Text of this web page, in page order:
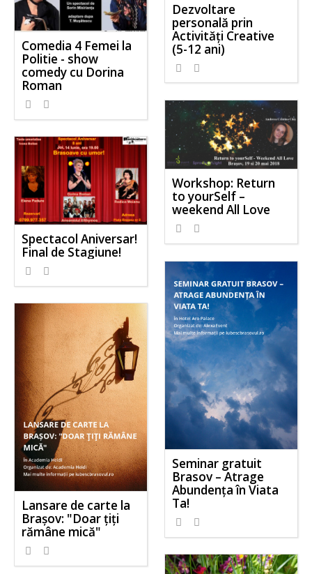
Dezvoltare
personală prin
Activităţi Creative
(5-12 ani)
Comedia 4 Femei la
Politie - show
comedy cu Dorina
Roman
Workshop: Return
to yourSelf –
weekend All Love
Spectacol Aniversar!
Final de Stagiune!
Seminar gratuit
Brasov – Atrage
Abundența în Viata
Ta!
Lansare de carte la
Brașov: "Doar ţiţi
rămâne mică"